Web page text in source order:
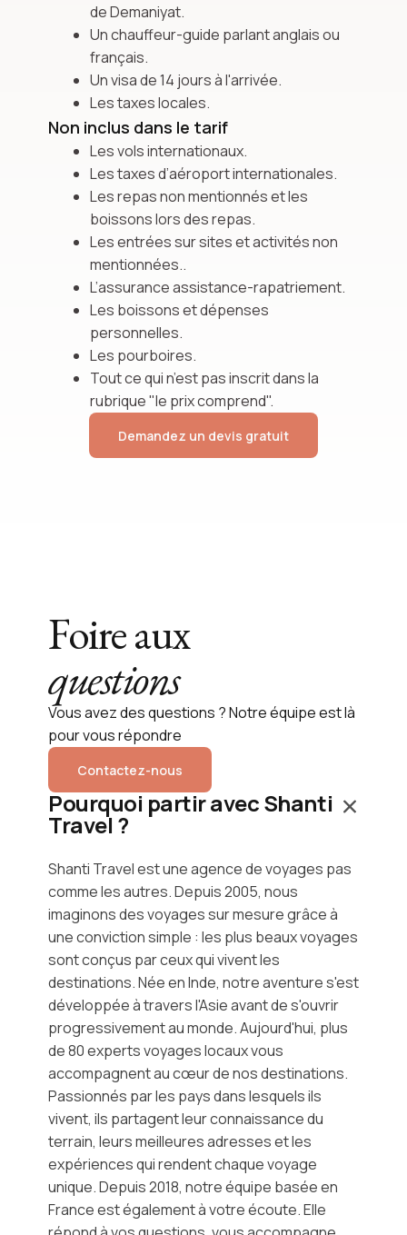
de Demaniyat.
Un chauffeur-guide parlant anglais ou
français.
Un visa de 14 jours à l'arrivée.
Les taxes locales.
Non inclus dans le tarif
Les vols internationaux.
Les taxes d’aéroport internationales.
Les repas non mentionnés et les
boissons lors des repas.
Les entrées sur sites et activités non
mentionnées..
L’assurance assistance-rapatriement.
Les boissons et dépenses
personnelles.
Les pourboires.
Tout ce qui n’est pas inscrit dans la
rubrique "le prix comprend".
Demandez un devis gratuit
Foire aux
questions
Vous avez des questions ? Notre équipe est là
pour vous répondre
Contactez-nous
Pourquoi partir avec Shanti
Travel ?
Shanti Travel est une agence de voyages pas
comme les autres. Depuis 2005, nous
imaginons des voyages sur mesure grâce à
une conviction simple : les plus beaux voyages
sont conçus par ceux qui vivent les
destinations. Née en Inde, notre aventure s'est
développée à travers l'Asie avant de s'ouvrir
progressivement au monde. Aujourd'hui, plus
de 80 experts voyages locaux vous
accompagnent au cœur de nos destinations.
Passionnés par les pays dans lesquels ils
vivent, ils partagent leur connaissance du
terrain, leurs meilleures adresses et les
expériences qui rendent chaque voyage
unique. Depuis 2018, notre équipe basée en
France est également à votre écoute. Elle